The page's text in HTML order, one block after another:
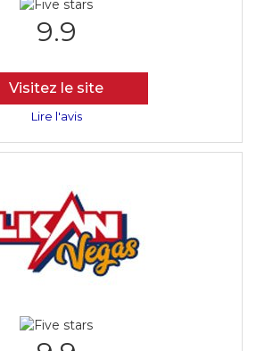
9.9
Visitez le site
Lire l'avis